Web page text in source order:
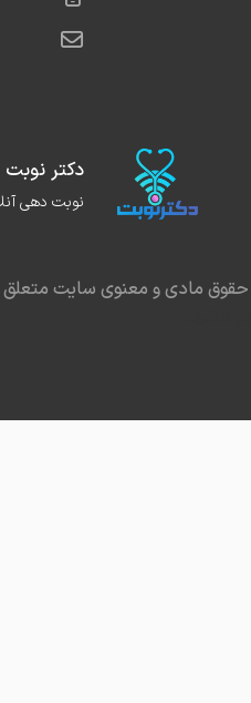
دکتر نوبت
نوبت دهی
مادی و معنوی سایت متعلق